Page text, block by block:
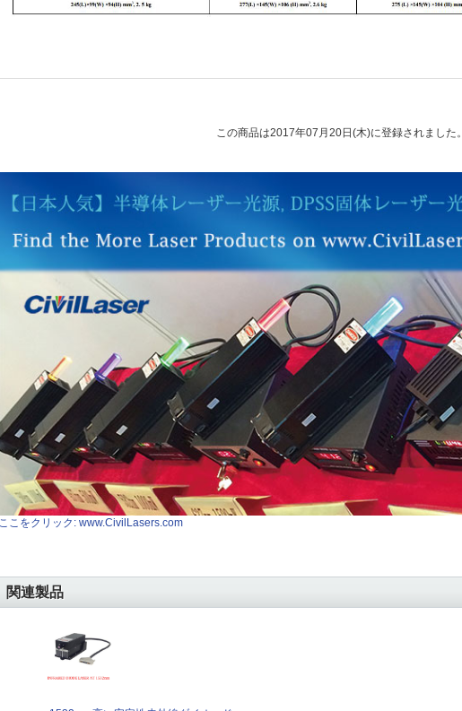
この商品は2017年07月20日(木)に登録されました。
ここをクリック: www.CivilLasers.com
関連製品